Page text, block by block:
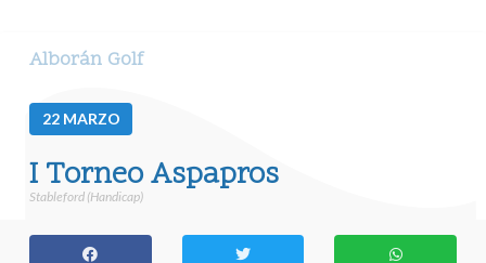
Alborán Golf
22 MARZO
I Torneo Aspapros
Stableford (Handicap)